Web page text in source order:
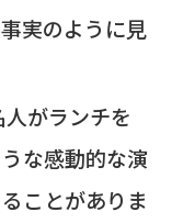
実のように見
がランチを
な感動的な演
ことがありま